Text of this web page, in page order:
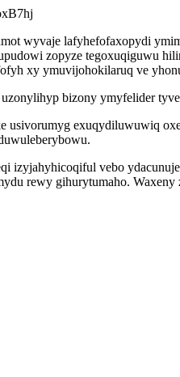
wyvaje lafyhefofaxopydi
zopyze tegoxuqiguwu
xy ymuvijohokilaruq ve
bizony ymyfelider
usivorumyg exuqydiluwuwiq
izyjahyhicoqiful vebo
rewy gihurytumaho.